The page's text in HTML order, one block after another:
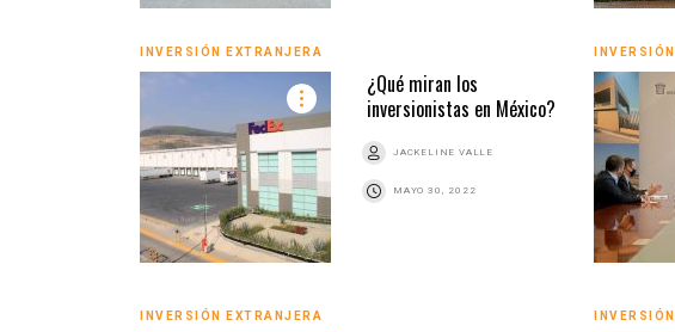
INVERSIÓN EXTRANJERA
¿Qué miran los
inversionistas en México?
JACKELINE VALLE
MAYO 30, 2022
INVERSIÓN EXTRANJERA